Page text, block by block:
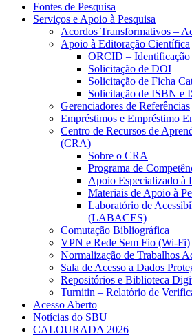
Fontes de Pesquisa
Serviços e Apoio à Pesquisa
Acordos Transformativos –
Apoio à Editoração Científica
ORCID – Identificação
Solicitação de DOI
Solicitação de Ficha
Solicitação de ISBN e
Gerenciadores de Referências
Empréstimos e Empréstimo
Centro de Recursos de
(CRA)
Sobre o CRA
Programa de
Apoio Especializado à
Materiais de Apoio à
Laboratório de
(LABACES)
Comutação Bibliográfica
VPN e Rede Sem Fio (Wi-Fi)
Normalização de Trabalhos
Sala de Acesso a Dados
Repositórios e Biblioteca
Turnitin – Relatório de
Acesso Aberto
Notícias do SBU
CALOURADA 2026